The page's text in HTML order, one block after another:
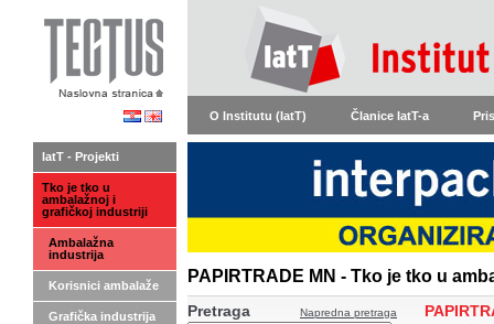
O Institutu (IatT) Članice IatT-a
PAPIRTRADE MN - Tko je tko u
Napredna pretraga
Pretraga
IatT - Projekti
Tko je tko u
ambalažnoj i
grafičkoj industriji
Ambalažna
industrija
Korisnici ambalaže
Grafička industrija